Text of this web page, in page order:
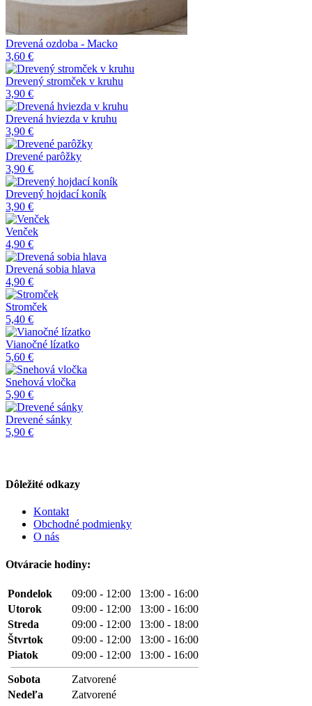
Drevená ozdoba - Macko
3,60 €
Drevený stromček v kruhu
3,90 €
Drevená hviezda v kruhu
3,90 €
Drevené parôžky
3,90 €
Drevený hojdací koník
3,90 €
Venček
4,90 €
Drevená sobia hlava
4,90 €
Stromček
5,40 €
Vianočné lízatko
5,60 €
Snehová vločka
5,90 €
Drevené sánky
5,90 €
Dôležité odkazy
Kontakt
Obchodné podmienky
O nás
Otváracie hodiny:
Pondelok
09:00 - 12:00 13:00 - 16:00
Utorok
09:00 - 12:00 13:00 - 16:00
Streda
09:00 - 12:00 13:00 - 18:00
Štvrtok
09:00 - 12:00 13:00 - 16:00
Piatok
09:00 - 12:00 13:00 - 16:00
Sobota
Zatvorené
Nedeľa
Zatvorené